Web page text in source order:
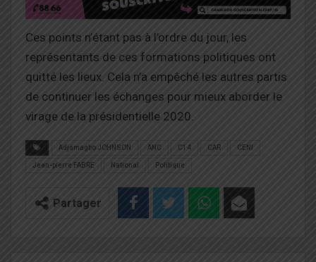
Ces points n’étant pas à l’ordre du jour, les
représentants de ces formations politiques ont
quitté les lieux. Cela n’a empêché les autres partis
de continuer les échanges pour mieux aborder le
virage de la présidentielle 2020.
Adjamagbo JOHNSON ANC C14 CAR CENI
Jean-pierre FABRE National Politique
Partager